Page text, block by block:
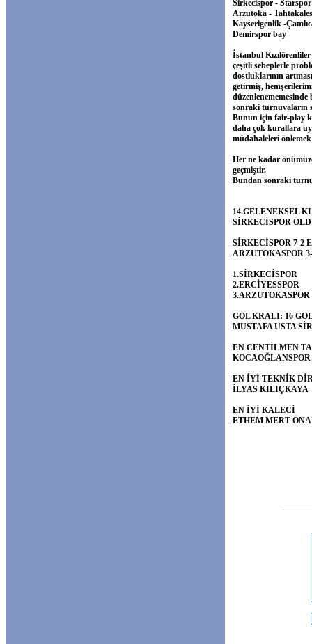
Sirkecispor -
Arzutoka -
Kayserigenlik -
Demirspor bay
İstanbul
çeşitli sebeplerle
dostluklarının
getirmiş,
sonraki turnuvaların
Bunun için fair-play
daha çok kurallara
müdahaleleri
Her ne kadar
geçmiştir.
Bundan sonraki
14.GELENEKSEL
SİRKECİSPOR
SİRKECİSPOR 7-2
ARZUTOKASPOR
1.SİRKECİSPOR
2.ERCİYESSPOR
3.ARZUTOKASPOR
GOL KRALI: 16
MUSTAFA USTA
EN CENTİLMEN
KOCAOĞLANSPOR
EN İYİ TEKNİK
İLYAS KILIÇKAYA
EN İYİ KALECİ
ETHEM MERT